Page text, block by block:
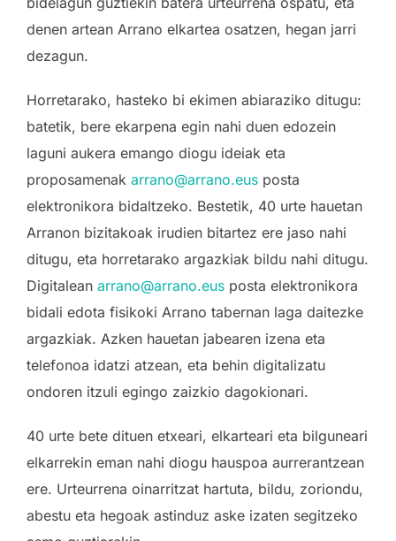
denen artean Arrano elkartea osatzen, hegan jarri
dezagun.
Horretarako, hasteko bi ekimen abiaraziko ditugu:
batetik, bere ekarpena egin nahi duen edozein
laguni aukera emango diogu ideiak eta
proposamenak arrano@arrano.eus posta
elektronikora bidaltzeko. Bestetik, 40 urte hauetan
Arranon bizitakoak irudien bitartez ere jaso nahi
ditugu, eta horretarako argazkiak bildu nahi ditugu.
Digitalean arrano@arrano.eus posta elektronikora
bidali edota fisikoki Arrano tabernan laga daitezke
argazkiak. Azken hauetan jabearen izena eta
telefonoa idatzi atzean, eta behin digitalizatu
ondoren itzuli egingo zaizkio dagokionari.
40 urte bete dituen etxeari, elkarteari eta bilguneari
elkarrekin eman nahi diogu hauspoa aurrerantzean
ere. Urteurrena oinarritzat hartuta, bildu, zoriondu,
abestu eta hegoak astinduz aske izaten segitzeko